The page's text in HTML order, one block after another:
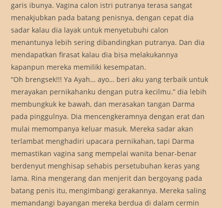
garis ibunya. Vagina calon istri putranya terasa sangat
menakjubkan pada batang penisnya, dengan cepat dia
sadar kalau dia layak untuk menyetubuhi calon
menantunya lebih sering dibandingkan putranya. Dan dia
mendapatkan firasat kalau dia bisa melakukannya
kapanpun mereka memiliki kesempatan.
“Oh brengsek!!! Ya Ayah… ayo… beri aku yang terbaik untuk
merayakan pernikahanku dengan putra kecilmu.” dia lebih
membungkuk ke bawah, dan merasakan tangan Darma
pada pinggulnya. Dia mencengkeramnya dengan erat dan
mulai memompanya keluar masuk. Mereka sadar akan
terlambat menghadiri upacara pernikahan, tapi Darma
memastikan vagina sang mempelai wanita benar-benar
berdenyut menghisap sehabis persetubuhan keras yang
lama. Rina mengerang dan menjerit dan bergoyang pada
batang penis itu, mengimbangi gerakannya. Mereka saling
memandangi bayangan mereka berdua di dalam cermin